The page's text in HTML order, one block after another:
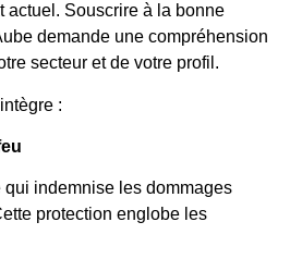
actuel. Souscrire à la bonne
demande une compréhension
secteur et de votre profil.
:
indemnise les dommages
protection englobe les